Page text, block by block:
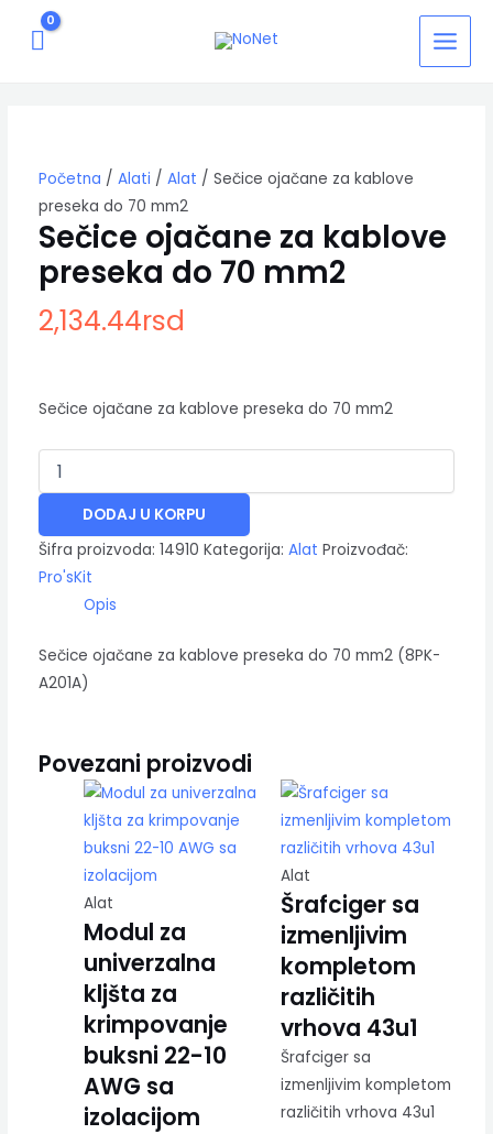
MAIN
MENU
Početna / Alati / Alat / Sečice ojačane za kablove
preseka do 70 mm2
Sečice ojačane za kablove
preseka do 70 mm2
2,134.44rsd
Sečice ojačane za kablove preseka do 70 mm2
preseka
do
70
mm2
količina
DODAJ U KORPU
Šifra proizvoda: 14910 Kategorija: Alat Proizvođač:
Pro'sKit
Opis
Sečice ojačane za kablove preseka do 70 mm2 (8PK-
A201A)
Povezani proizvodi
Alat
Modul za
univerzalna
kljšta za
krimpovanje
buksni 22-10
AWG sa
izolacijom
Alat
Šrafciger sa
izmenljivim
kompletom
različitih
vrhova 43u1
Šrafciger sa
izmenljivim kompletom
različitih vrhova 43u1